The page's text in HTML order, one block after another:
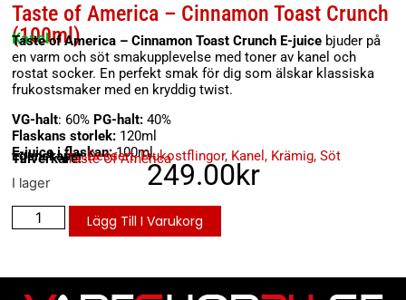
Taste of America – Cinnamon Toast Crunch
(100ml)
Kanel
Taste of America – Cinnamon Toast Crunch E-juice bjuder på
en varm och söt smakupplevelse med toner av kanel och
rostat socker. En perfekt smak för dig som älskar klassiska
frukostsmaker med en kryddig twist.
VG-halt: 60% PG-halt: 40%
Flaskans storlek: 120ml
E-juice i flaskan:100ml
Egenskaper:Dessert,Frukostflingor, Kanel, Krämig,Söt
Tillverkare:Taste Of America249.00kr
I lager
Lägg Till I Varukorg